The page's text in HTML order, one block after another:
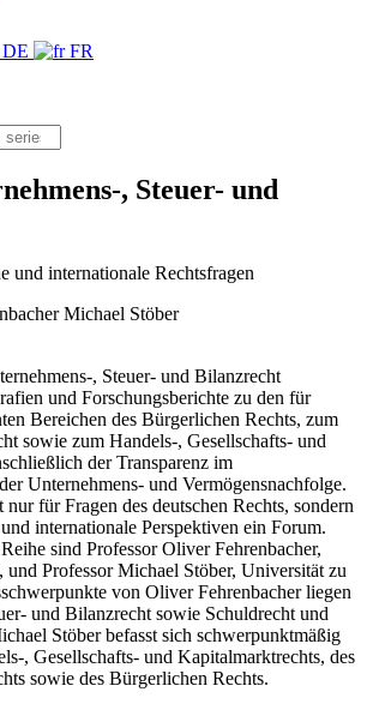
DE
FR
, Steuer- und
und internationale Rechtsfragen
Michael Stöber
, Steuer- und Bilanzrecht
und Forschungsberichte zu den für
Bereichen des Bürgerlichen Rechts, zum
sowie zum Handels-, Gesellschafts- und
der Transparenz im
Unternehmens- und Vermögensnachfolge.
für Fragen des deutschen Rechts, sondern
internationale Perspektiven ein Forum.
sind Professor Oliver Fehrenbacher,
Professor Michael Stöber, Universität zu
von Oliver Fehrenbacher liegen
und Bilanzrecht sowie Schuldrecht und
Stöber befasst sich schwerpunktmäßig
, Gesellschafts- und Kapitalmarktrechts, des
sowie des Bürgerlichen Rechts.